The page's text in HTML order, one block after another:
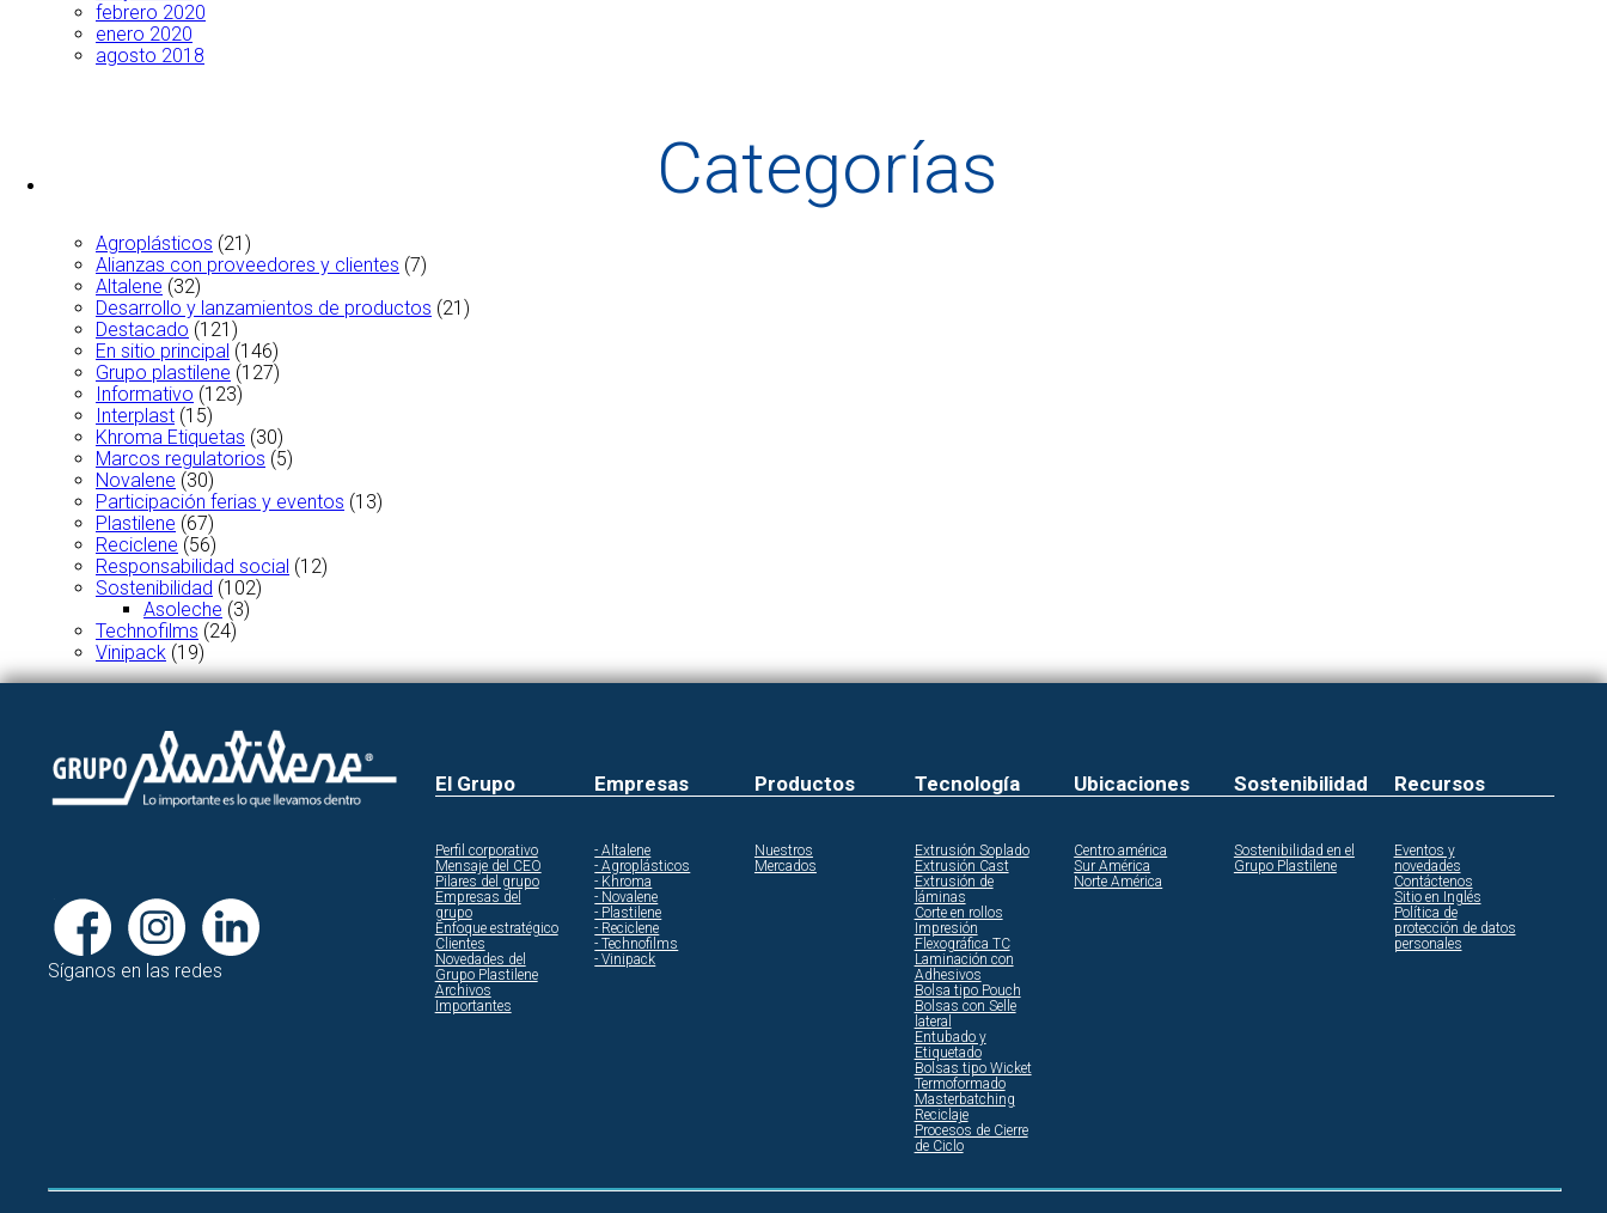
febrero 2020
enero 2020
agosto 2018
Categorías
Agroplásticos (21)
Alianzas con proveedores y clientes (7)
Altalene (32)
Desarrollo y lanzamientos de productos (21)
Destacado (121)
En sitio principal (146)
Grupo plastilene (127)
Informativo (123)
Interplast (15)
Khroma Etiquetas (30)
Marcos regulatorios (5)
Novalene (30)
Participación ferias y eventos (13)
Plastilene (67)
Reciclene (56)
Responsabilidad social (12)
Sostenibilidad (102)
Asoleche (3)
Technofilms (24)
Vinipack (19)
Síganos en las redes
El Grupo
Perfil corporativo
Mensaje del CEO
Pilares del grupo
Empresas del
grupo
Enfoque estratégico
Clientes
Novedades del
Grupo Plastilene
Archivos
Importantes
Empresas
- Altalene
- Agroplásticos
- Khroma
- Novalene
- Plastilene
- Reciclene
- Technofilms
- Vinipack
Productos
Nuestros
Mercados
Tecnología
Extrusión Soplado
Extrusión Cast
Extrusión de
láminas
Corte en rollos
Impresión
Flexográfica TC
Laminación con
Adhesivos
Bolsa tipo Pouch
Bolsas con Selle
lateral
Entubado y
Etiquetado
Bolsas tipo Wicket
Termoformado
Masterbatching
Reciclaje
Procesos de Cierre
de Ciclo
Ubicaciones
Centro américa
Sur América
Norte América
Sostenibilidad
Sostenibilidad en el
Grupo Plastilene
Recursos
Eventos y
novedades
Contáctenos
Sitio en Inglés
Política de
protección de datos
personales